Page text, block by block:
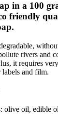
in a 100
friendly
rivers and
it requires
labels and film.
olive oil, edible